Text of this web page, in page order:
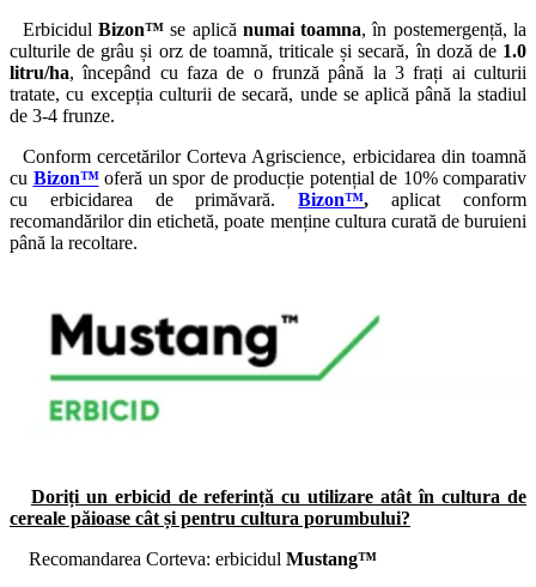
Erbicidul Bizon™se aplică numai toamna, în postemergență, la
culturile de grâu și orz de toamnă, triticale și secară, în doză de 1.0
litru/ha, începând cu faza de o frunză până la 3 frați ai culturii
tratate, cu excepția culturii de secară, unde se aplică până la stadiul
de 3-4 frunze.
Conform cercetărilor Corteva Agriscience, erbicidarea din toamnă
cu Bizon™oferă un spor de producție potențial de 10% comparativ
cu erbicidarea de primăvară.Bizon™,aplicat conform
recomandărilor din etichetă, poate menține cultura curată de buruieni
până la recoltare.
Doriți un erbicid de referință cu utilizare atât în cultura de
cereale păioase cât și pentru cultura porumbului?
Recomandarea Corteva: erbicidul Mustang™